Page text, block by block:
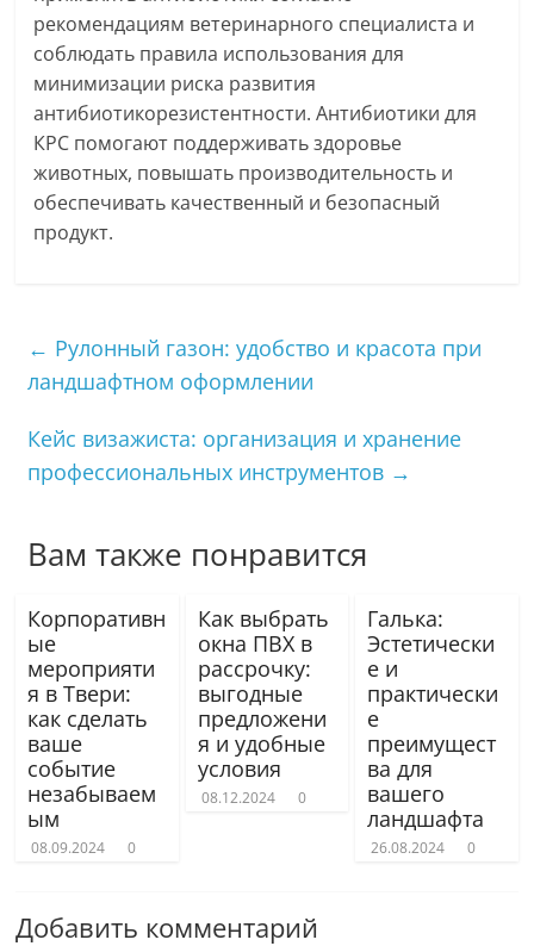
рекомендациям ветеринарного специалиста и
соблюдать правила использования для
минимизации риска развития
антибиотикорезистентности. Антибиотики для
КРС помогают поддерживать здоровье
животных, повышать производительность и
обеспечивать качественный и безопасный
продукт.
← Рулонный газон: удобство и красота при
ландшафтном оформлении
Кейс визажиста: организация и хранение
профессиональных инструментов →
Вам также понравится
Корпоративн
ые
мероприяти
я в Твери:
как сделать
ваше
событие
незабываем
ым
08.09.2024 0
Как выбрать
окна ПВХ в
рассрочку:
выгодные
предложени
я и удобные
условия
08.12.2024 0
Галька:
Эстетически
е и
практически
е
преимущест
ва для
вашего
ландшафта
26.08.2024 0
Добавить комментарий